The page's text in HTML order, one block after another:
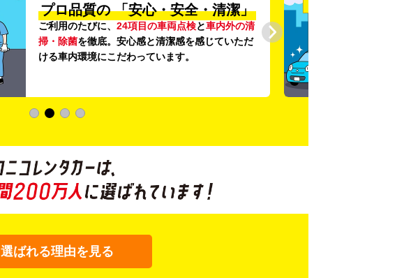
プロ品質の 「安心・安全・清潔」
ご利用のたびに、 24項目の車両点検と車内外の清
掃・除菌を徹底。安心感と清潔感を感じていただ
ける車内環境にこだわっています。
選ばれる理由を見る